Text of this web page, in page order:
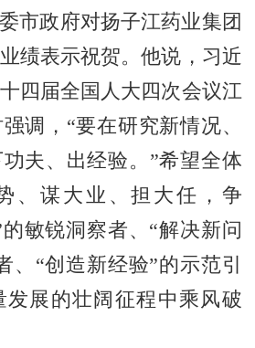
市政府对扬子江药业集团
绩表示祝贺。他说，习近
四届全国人大四次会议江
调，“要在研究新情况、
夫、出经验。”希望全体
、谋大业、担大任，争
敏锐洞察者、“解决新问
、“创造新经验”的示范引
发展的壮阔征程中乘风破